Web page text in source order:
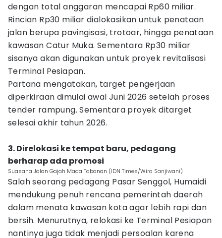
dengan total anggaran mencapai Rp60 miliar.
Rincian Rp30 miliar dialokasikan untuk penataan
jalan berupa pavingisasi, trotoar, hingga penataan
kawasan Catur Muka. Sementara Rp30 miliar
sisanya akan digunakan untuk proyek revitalisasi
Terminal Pesiapan.
Partana mengatakan, target pengerjaan
diperkiraan dimulai awal Juni 2026 setelah proses
tender rampung. Sementara proyek ditarget
selesai akhir tahun 2026.
3. Direlokasi ke tempat baru, pedagang
berharap ada promosi
Suasana Jalan Gajah Mada Tabanan (IDN Times/Wira Sanjiwani)
Salah seorang pedagang Pasar Senggol, Humaidi
mendukung penuh rencana pemerintah daerah
dalam menata kawasan kota agar lebih rapi dan
bersih. Menurutnya, relokasi ke Terminal Pesiapan
nantinya juga tidak menjadi persoalan karena